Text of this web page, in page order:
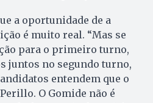
a oportunidade de a
é muito real. “Mas se
para o primeiro turno,
juntos no segundo turno,
entendem que o
O Gomide não é